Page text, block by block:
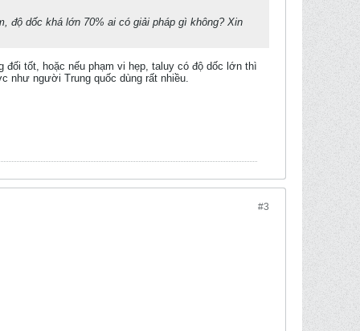
độ dốc khá lớn 70% ai có giải pháp gì không? Xin
tốt, hoặc nếu phạm vi hẹp, taluy có độ dốc lớn thì
như người Trung quốc dùng rất nhiều.
#3